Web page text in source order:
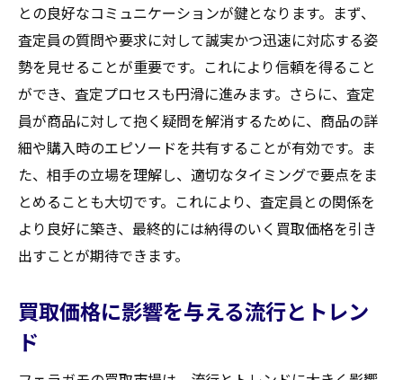
との良好なコミュニケーションが鍵となります。まず、
査定員の質問や要求に対して誠実かつ迅速に対応する姿
勢を見せることが重要です。これにより信頼を得ること
ができ、査定プロセスも円滑に進みます。さらに、査定
員が商品に対して抱く疑問を解消するために、商品の詳
細や購入時のエピソードを共有することが有効です。ま
た、相手の立場を理解し、適切なタイミングで要点をま
とめることも大切です。これにより、査定員との関係を
より良好に築き、最終的には納得のいく買取価格を引き
出すことが期待できます。
買取価格に影響を与える流行とトレン
ド